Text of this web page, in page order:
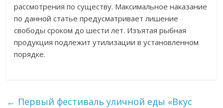
рассмотрения по существу. Максимальное наказание
по данной статье предусматривает лишение
свободы сроком до шести лет. Изъятая рыбная
продукция подлежит утилизации в установленном
порядке.
← Первый фестиваль уличной еды «Вкус